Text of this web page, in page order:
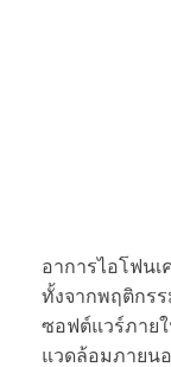
อาการไอโฟน
ทั้งจากพฤติกรร
ซอฟต์แวร์ภาย
แวดล้อมภายน